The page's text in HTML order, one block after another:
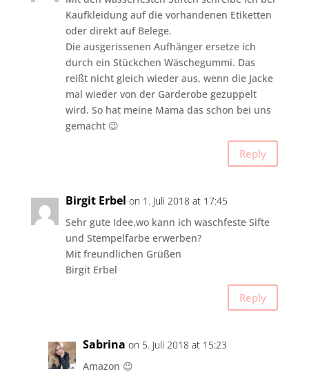
Kaufkleidung auf die vorhandenen Etiketten
oder direkt auf Belege.
Die ausgerissenen Aufhänger ersetze ich
durch ein Stückchen Wäschegummi. Das
reißt nicht gleich wieder aus, wenn die Jacke
mal wieder von der Garderobe gezuppelt
wird. So hat meine Mama das schon bei uns
gemacht 😉
Reply
Birgit Erbel on 1. Juli 2018 at 17:45
Sehr gute Idee,wo kann ich waschfeste Sifte
und Stempelfarbe erwerben?
Mit freundlichen Grüßen
Birgit Erbel
Reply
Sabrina on 5. Juli 2018 at 15:23
Amazon 😉